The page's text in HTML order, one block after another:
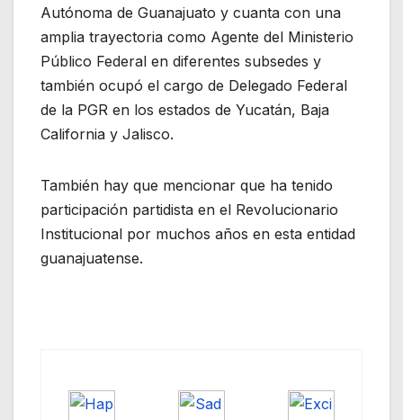
Autónoma de Guanajuato y cuanta con una
amplia trayectoria como Agente del Ministerio
Público Federal en diferentes subsedes y
también ocupó el cargo de Delegado Federal
de la PGR en los estados de Yucatán, Baja
California y Jalisco.
También hay que mencionar que ha tenido
participación partidista en el Revolucionario
Institucional por muchos años en esta entidad
guanajuatense.